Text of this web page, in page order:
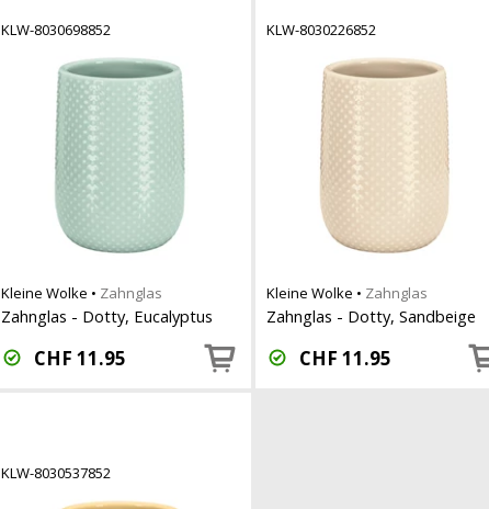
KLW-8030698852
Kleine Wolke • Zahnglas
Zahnglas - Dotty, Eucalyptus
CHF 11.95
KLW-8030226852
Kleine Wolke • Zahnglas
Zahnglas - Dotty, Sandbeige
CHF 11.95
KLW-8030537852